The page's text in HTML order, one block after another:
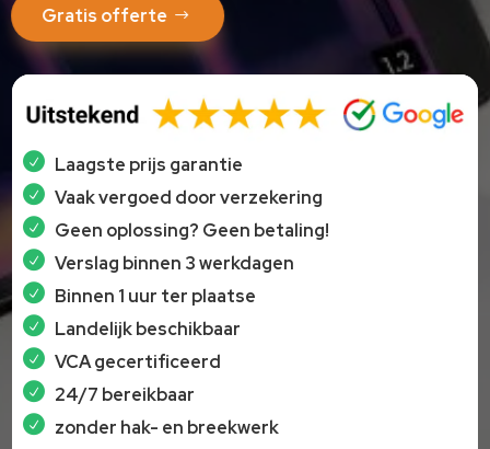
Gratis offerte
Laagste prijs garantie
Vaak vergoed door verzekering
Geen oplossing? Geen betaling!
Verslag binnen 3 werkdagen
Binnen 1 uur ter plaatse
Landelijk beschikbaar
VCA gecertificeerd
24/7 bereikbaar
zonder hak- en breekwerk